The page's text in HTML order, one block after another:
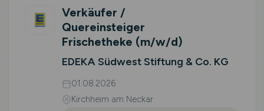
Verkäufer /
Quereinsteiger
Frischetheke (m/w/d)
EDEKA Südwest Stiftung & Co. KG
01.08.2026
Kirchheim am Neckar